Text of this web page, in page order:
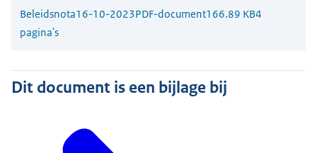
Beleidsnota16-10-2023PDF-document166.89 KB4
pagina's
Dit document is een bijlage bij